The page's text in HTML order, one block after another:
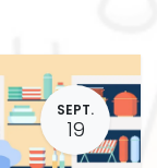
SEPT.
19